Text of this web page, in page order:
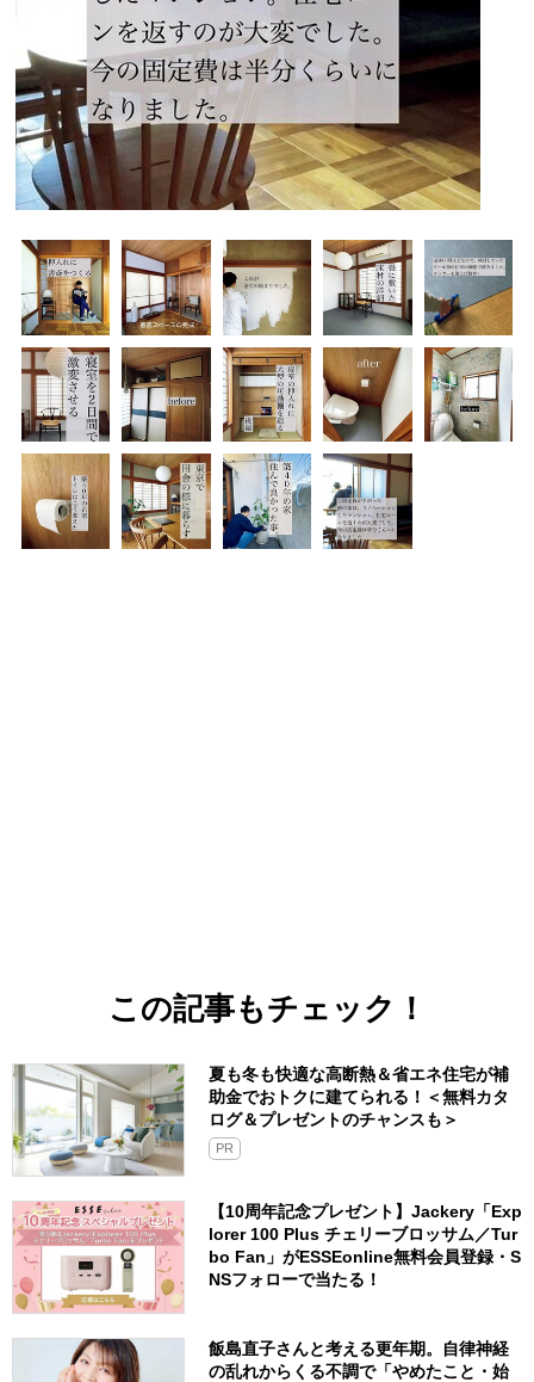
この記事もチェック！
夏も冬も快適な高断熱＆省エネ住宅が補
助金でおトクに建てられる！＜無料カタ
ログ＆プレゼントのチャンスも＞
PR
【10周年記念プレゼント】Jackery「Exp
lorer 100 Plus チェリーブロッサム／Tur
bo Fan」がESSEonline無料会員登録・S
NSフォローで当たる！
飯島直子さんと考える更年期。自律神経
の乱れからくる不調で「やめたこと・始